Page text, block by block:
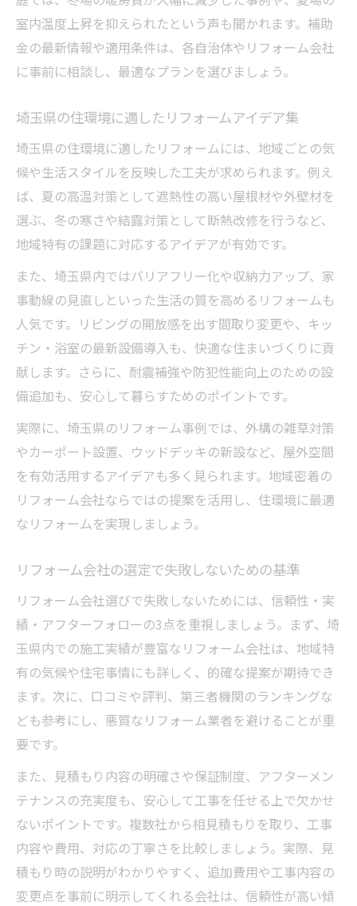
室内温度上昇を抑えられたという声も聞かれます。補助
金の最新情報や適用条件は、各自治体やリフォーム会社
に事前に相談し、最適なプランを選びましょう。
埼玉県の住環境に適したリフォームアイデア集
埼玉県の住環境に適したリフォームには、地域ごとの気
候や生活スタイルを反映した工夫が求められます。例え
ば、夏の高温対策として遮熱性の高い屋根材や外壁材を
選ぶ、冬の寒さや結露対策として断熱改修を行うなど、
地域特有の課題に対応するアイデアが有効です。
また、埼玉県内ではバリアフリー化や収納力アップ、家
事動線の見直しといった生活の質を高めるリフォームも
人気です。リビングの開放感を出す間取り変更や、キッ
チン・浴室の最新設備導入も、快適な住まいづくりに貢
献します。さらに、耐震補強や防犯性能向上のための設
備追加も、安心して暮らすためのポイントです。
実際に、埼玉県のリフォーム事例では、外構の雑草対策
やカーポート設置、ウッドデッキの新設など、屋外空間
を有効活用するアイデアも多く見られます。地域密着の
リフォーム会社ならではの提案を活用し、住環境に最適
なリフォームを実現しましょう。
リフォーム会社の選定で失敗しないための基準
リフォーム会社選びで失敗しないためには、信頼性・実
績・アフターフォローの3点を重視しましょう。まず、埼
玉県内での施工実績が豊富なリフォーム会社は、地域特
有の気候や住宅事情にも詳しく、的確な提案が期待でき
ます。次に、口コミや評判、第三者機関のランキングな
ども参考にし、悪質なリフォーム業者を避けることが重
要です。
また、見積もり内容の明確さや保証制度、アフターメン
テナンスの充実度も、安心して工事を任せる上で欠かせ
ないポイントです。複数社から相見積もりを取り、工事
内容や費用、対応の丁寧さを比較しましょう。実際、見
積もり時の説明がわかりやすく、追加費用や工事内容の
変更点を事前に明示してくれる会社は、信頼性が高い傾